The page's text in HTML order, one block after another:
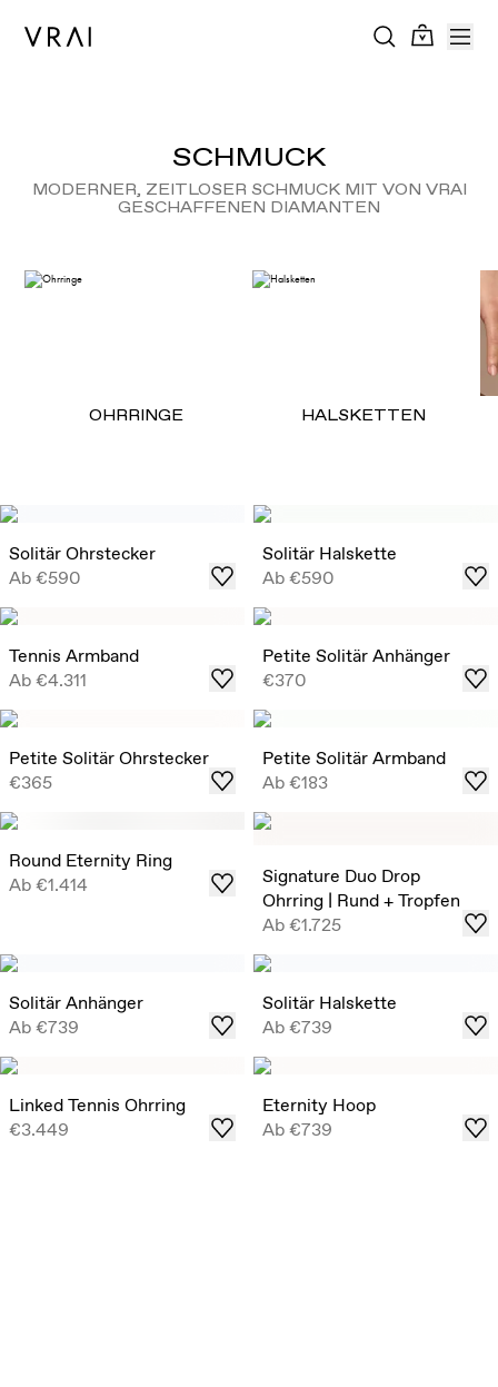
SCHMUCK
MODERNER, ZEITLOSER SCHMUCK MIT VON VRAI
GESCHAFFENEN DIAMANTEN
OHRRINGE HALSKETTEN
Solitär Ohrstecker
Ab€590
Solitär Halskette
Ab€590
Tennis Armband
Ab€4.311
Petite Solitär Anhänger
€370
Petite Solitär Ohrstecker
€365
Petite Solitär Armband
Ab€183
Round Eternity Ring
Ab€1.414
Signature Duo Drop
Ohrring | Rund + Tropfen
Ab€1.725
Solitär Anhänger
Ab€739
Solitär Halskette
Ab€739
Linked Tennis Ohrring
€3.449
Eternity Hoop
Ab€739